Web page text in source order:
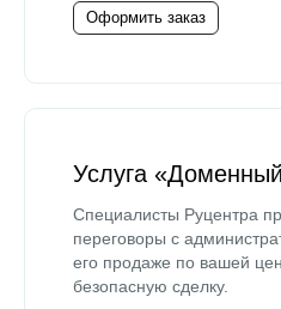
Оформить заказ
Услуга
Специалисты Руцентра
переговоры с
его продаже по вашей
безопасную сделку.